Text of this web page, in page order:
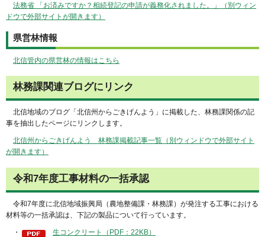
法務省 「お済みですか？相続登記の申請が義務化されました。」（別ウィン
ドウで外部サイトが開きます）
県営林情報
北信管内の県営林の情報はこちら
林務課関連ブログにリンク
北信地域のブログ「北信州からごきげんよう」に掲載した、林務課関係の記
事を抽出したページにリンクします。
北信州からごきげんよう 林務課掲載記事一覧（別ウィンドウで外部サイト
が開きます）
令和7年度工事材料の一括承認
令和7年度に北信地域振興局（農地整備課・林務課）が発注する工事における
材料等の一括承認は、下記の製品について行っています。
・ 生コンクリート（PDF：22KB）